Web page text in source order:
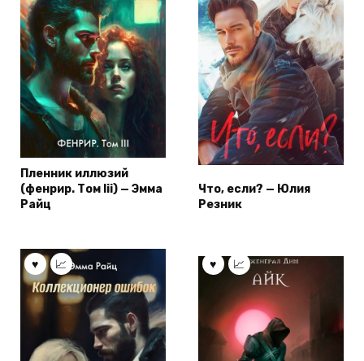
Пленник иллюзий
(фенрир. Том Iii) — Эмма
Райц
Что, если? — Юлия
Резник